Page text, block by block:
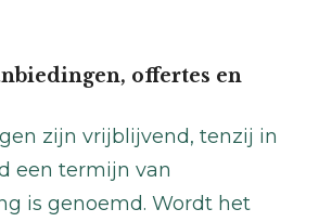
offertes en
zijn vrijblijvend, tenzij in
een termijn van
is genoemd. Wordt het